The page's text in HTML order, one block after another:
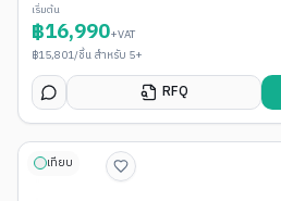
เริ่มต้น
฿16,990+VAT
฿15,801/ชิ้น สำหรับ 5+
RFQ
เทียบ